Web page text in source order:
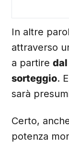
In altre
attraverso
a partire
sorteggio.
sarà
Certo,
potenza